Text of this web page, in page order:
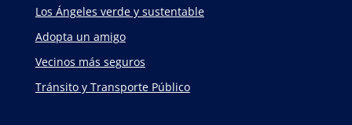
Los Ángeles verde y sustentable
Adopta un amigo
Vecinos más seguros
Tránsito y Transporte Público